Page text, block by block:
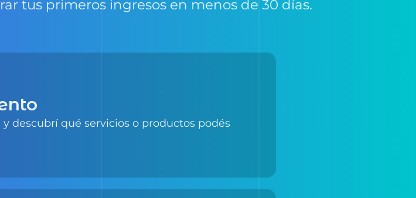
Artificial + Estrategia de posicionamiento
descubrí qué servicios o productos podés